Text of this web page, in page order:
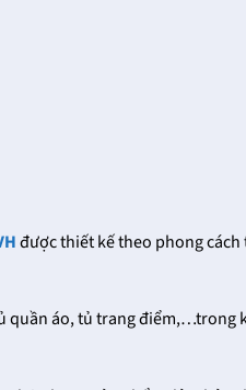
được thiết kế theo phong
quần áo, tủ trang